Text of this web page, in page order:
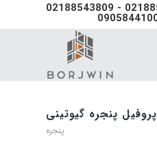
پروفیل پنجره گیوتینی
پنجره